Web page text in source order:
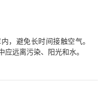
，避免长时间接触空气。
远离污染、阳光和水。